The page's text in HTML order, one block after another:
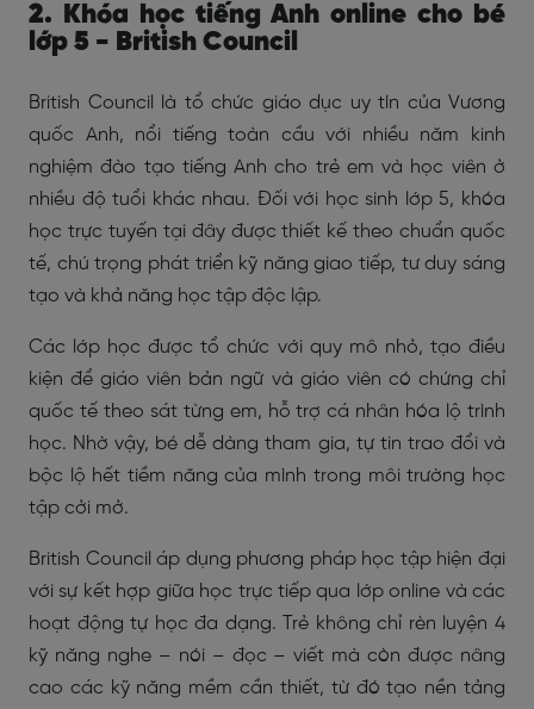
2. Khóa học tiếng Anh online cho bé
lớp 5 - British Council
British Council là tổ chức giáo dục uy tín của Vương
quốc Anh, nổi tiếng toàn cầu với nhiều năm kinh
nghiệm đào tạo tiếng Anh cho trẻ em và học viên ở
nhiều độ tuổi khác nhau. Đối với học sinh lớp 5, khóa
học trực tuyến tại đây được thiết kế theo chuẩn quốc
tế, chú trọng phát triển kỹ năng giao tiếp, tư duy sáng
tạo và khả năng học tập độc lập.
Các lớp học được tổ chức với quy mô nhỏ, tạo điều
kiện để giáo viên bản ngữ và giáo viên có chứng chỉ
quốc tế theo sát từng em, hỗ trợ cá nhân hóa lộ trình
học. Nhờ vậy, bé dễ dàng tham gia, tự tin trao đổi và
bộc lộ hết tiềm năng của mình trong môi trường học
tập cởi mở.
British Council áp dụng phương pháp học tập hiện đại
với sự kết hợp giữa học trực tiếp qua lớp online và các
hoạt động tự học đa dạng. Trẻ không chỉ rèn luyện 4
kỹ năng nghe – nói – đọc – viết mà còn được nâng
cao các kỹ năng mềm cần thiết, từ đó tạo nền tảng